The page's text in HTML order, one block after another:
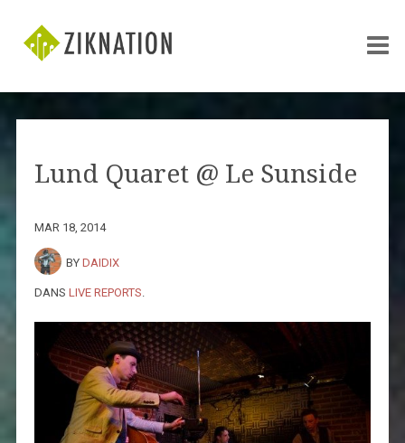
Lund Quaret @ Le Sunside
MAR 18, 2014
BY DAIDIX
DANS LIVE REPORTS